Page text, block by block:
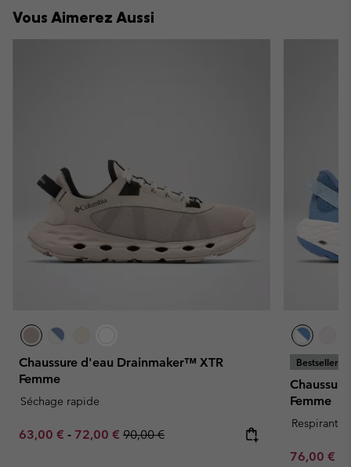
Vous Aimerez Aussi
Chaussure d'eau Drainmaker™ XTR
Femme
Séchage rapide
Minimum sale price:
63,00 € - Maximum sale price:
72,00 € Regular price:
90,00 €
Bestseller
Femme
Respirant
Minimum
76,00 €